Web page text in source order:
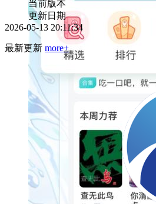
当前版本
更新日期
2026-05-13 20:11:34
最新更新 more+